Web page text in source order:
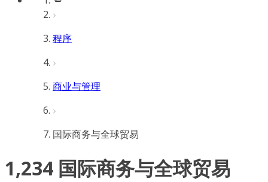
程序
商业与管理
国际商务与全球贸易
1,234 国际商务与全球贸易